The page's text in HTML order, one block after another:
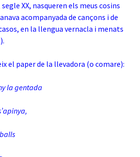
XX, nasqueren els meus cosins
acompanyada de cançons i de
en la llengua vernacla i menats
el paper de la llevadora (o comare):
la gentada